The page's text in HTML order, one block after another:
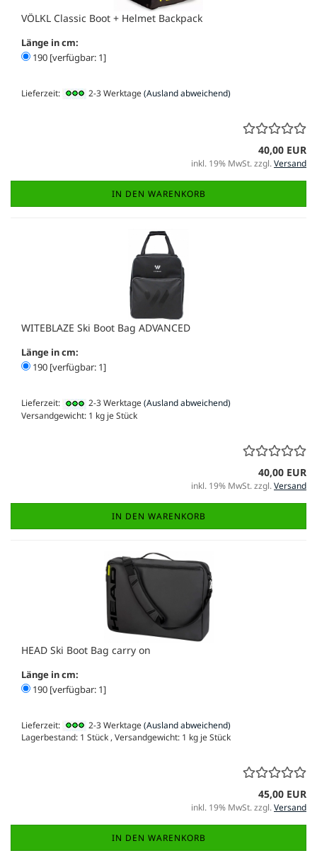
VÖLKL Classic Boot + Helmet Backpack
Länge in cm:
190 [verfügbar: 1]
Lieferzeit: 2-3 Werktage(Ausland abweichend)
40,00 EUR
inkl. 19% MwSt. zzgl.Versand
IN DEN WARENKORB
WITEBLAZE Ski Boot Bag ADVANCED
Länge in cm:
190 [verfügbar: 1]
Lieferzeit: 2-3 Werktage(Ausland abweichend)
Versandgewicht: 1 kg je Stück
40,00 EUR
inkl. 19% MwSt. zzgl.Versand
IN DEN WARENKORB
HEAD Ski Boot Bag carry on
Länge in cm:
190 [verfügbar: 1]
Lieferzeit: 2-3 Werktage(Ausland abweichend)
Lagerbestand: 1 Stück , Versandgewicht: 1 kg je Stück
45,00 EUR
inkl. 19% MwSt. zzgl.Versand
IN DEN WARENKORB